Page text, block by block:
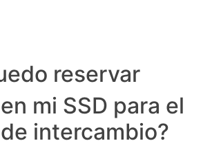
reservar
mi SSD para el
intercambio?